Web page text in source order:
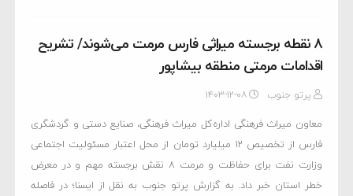
۸ نقطه برجسته میراثی فارس مرمت می‌شوند/ تشریح
اقدامات مرمتی منطقه بیشاپور
پرتو جنوب ۱۴۰۳-۱۲-۰۸
معاون میراث فرهنگی اداره‌کل میراث فرهنگی، صنایع دستی و گردشگری
فارس از تخصیص ۱۲ میلیارد تومان از محل اعتبار مسئولیت اجتماعی
وزارت نفت برای حفاظت و مرمت ۸ نقش برجسته مهم و در معرض
خطر استان خبر داد. به گزارش پرتو جنوب به نقل از ایسنا؛ در فاصله